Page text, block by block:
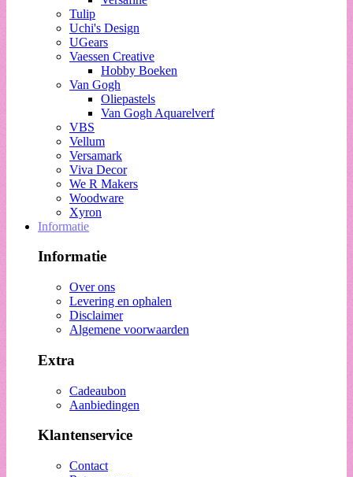
Tulip
Uchi's Design
UGears
Vaessen Creative
Hobby Boeken
Van Gogh
Oliepastels
Van Gogh Aquarelverf
VBS
Vellum
Versamark
Viva Decor
We R Makers
Woodware
Xyron
Informatie
Informatie
Over ons
Levering en ophalen
Disclaimer
Algemene voorwaarden
Extra
Cadeaubon
Aanbiedingen
Klantenservice
Contact